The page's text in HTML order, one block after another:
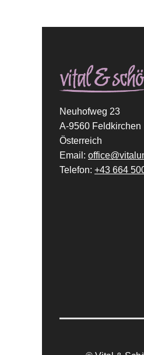
Neuhofweg 23
A-9560 Feldkirchen
Österreich
Email:
Telefon: +43 664